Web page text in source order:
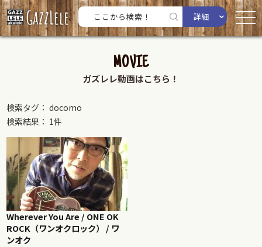
詳細
MOVIE
ガズレレ動画はこちら！
検索タグ： docomo
検索結果： 1件
Wherever You Are / ONE OK
ROCK（ワンオクロック） / ワ
ンオク